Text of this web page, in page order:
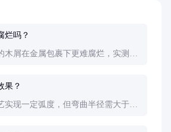
烂吗？
木屑在金属包裹下更难腐烂，实测在
果？
实现一定弧度，但弯曲半径需大于板